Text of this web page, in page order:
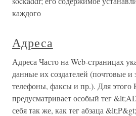
каждого
Адреса
Адреса Часто на Web-страницах
данные их создателей (почтовые и
телефоны, факсы и пр.). Для этого
предусматривает особый тег
себя так же, как тег абзаца